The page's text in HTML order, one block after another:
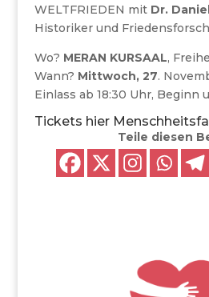
WELTFRIEDEN mit Dr.
Historiker und
Wo? MERAN KURSAAL,
Wann? Mittwoch, 27.
Einlass ab 18:30 Uhr, Beginn
Tickets hier
Teile diesen